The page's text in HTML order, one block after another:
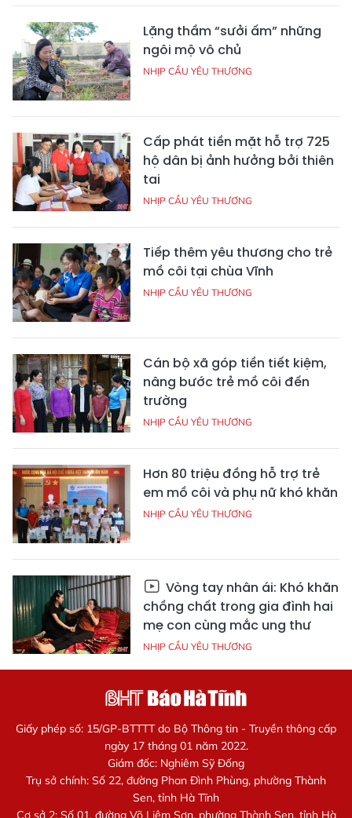
Lặng thầm “sưởi ấm” những
ngôi mộ vô chủ
NHỊP CẦU YÊU THƯƠNG
Cấp phát tiền mặt hỗ trợ 725
hộ dân bị ảnh hưởng bởi thiên
tai
NHỊP CẦU YÊU THƯƠNG
Tiếp thêm yêu thương cho trẻ
mồ côi tại chùa Vĩnh
NHỊP CẦU YÊU THƯƠNG
Cán bộ xã góp tiền tiết kiệm,
nâng bước trẻ mồ côi đến
trường
NHỊP CẦU YÊU THƯƠNG
Hơn 80 triệu đồng hỗ trợ trẻ
em mồ côi và phụ nữ khó khăn
NHỊP CẦU YÊU THƯƠNG
Vòng tay nhân ái: Khó khăn
chồng chất trong gia đình hai
mẹ con cùng mắc ung thư
NHỊP CẦU YÊU THƯƠNG
Giấy phép số: 15/GP-BTTTT do Bộ Thông tin - Truyền thông cấp
ngày 17 tháng 01 năm 2022.
Giám đốc: Nghiêm Sỹ Đống
Trụ sở chính: Số 22, đường Phan Đình Phùng, phường Thành
Sen, tỉnh Hà Tĩnh